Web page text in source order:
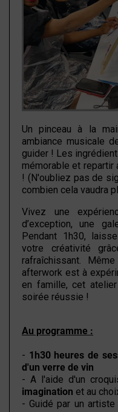
Un pinceau à la
ambiance musicale
guider ! Les
mémorable et
! (N'oubliez pas de
combien cela vaudra
Vivez une
d’exception, une
Pendant 1h30,
votre créativité
rafraîchissant.
afterwork est à
en famille, cet
soirée réussie !
Au programme :
- 1h30 heures de
d'un verre de vin
- A l'aide d'un
imagination et au
- Guidé par un